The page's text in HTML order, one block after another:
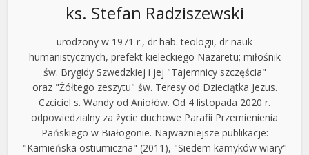
ks. Stefan Radziszewski
urodzony w 1971 r., dr hab. teologii, dr nauk
humanistycznych, prefekt kieleckiego Nazaretu; miłośnik
św. Brygidy Szwedzkiej i jej "Tajemnicy szczęścia"
oraz "Żółtego zeszytu" św. Teresy od Dzieciątka Jezus.
Czciciel s. Wandy od Aniołów. Od 4 listopada 2020 r.
odpowiedzialny za życie duchowe Parafii Przemienienia
Pańskiego w Białogonie. Najważniejsze publikacje:
"Kamieńska ostiumiczna" (2011), "Siedem kamyków wiary"